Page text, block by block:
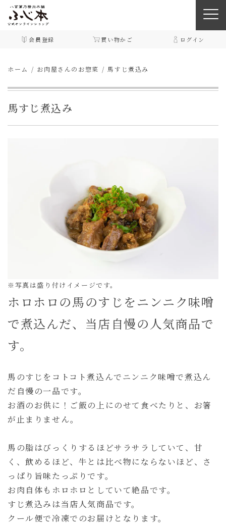
会員登録 買い物かご ログイン
ホーム お肉屋さんのお惣菜 馬すじ煮込み
馬すじ煮込み
※写真は盛り付けイメージです。
ホロホロの馬のすじをニンニク味噌
で煮込んだ、当店自慢の人気商品で
す。
馬のすじをコトコト煮込んでニンニク味噌で煮込ん
だ自慢の一品です。
お酒のお供に！ご飯の上にのせて食べたりと、お箸
が止まりません。
馬の脂はびっくりするほどサラサラしていて、甘
く、飲めるほど、牛とは比べ物にならないほど、さ
っぱり旨味たっぷりです。
お肉自体もホロホロとしていて絶品です。
すじ煮込みは当店人気商品です。
クール便で冷凍でのお届けとなります。